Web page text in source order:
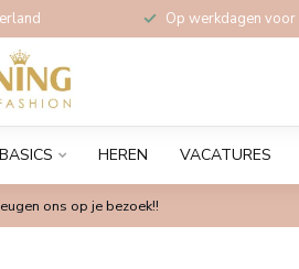
Op werkdagen voor
BASICS HEREN VACATURES
ons op je bezoek!!